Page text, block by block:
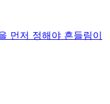
먼저 정해야 흔들림이